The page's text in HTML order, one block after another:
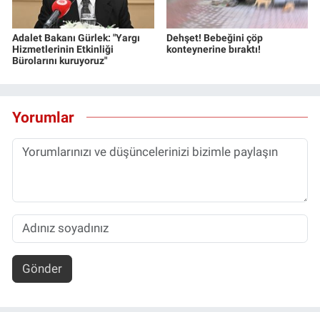
Adalet Bakanı Gürlek: "Yargı
Hizmetlerinin Etkinliği
Bürolarını kuruyoruz"
Dehşet! Bebeğini çöp
konteynerine bıraktı!
Yorumlar
Gönder